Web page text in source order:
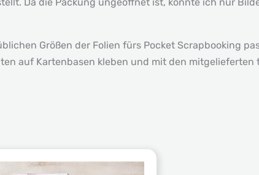
Größen der Folien fürs Pocket Scrapbooking
auf Kartenbasen kleben und mit den mitgelieferten